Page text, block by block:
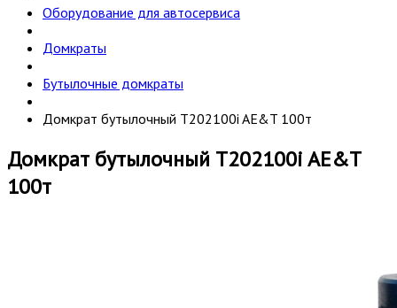
Оборудование для автосервиса
Домкраты
Бутылочные домкраты
Домкрат бутылочный T202100i AE&T 100т
Домкрат бутылочный T202100i AE&T
100т